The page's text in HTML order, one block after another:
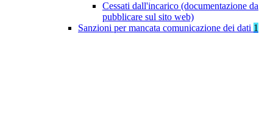
Cessati dall'incarico (documentazione da
pubblicare sul sito web)
Sanzioni per mancata comunicazione dei dati 1